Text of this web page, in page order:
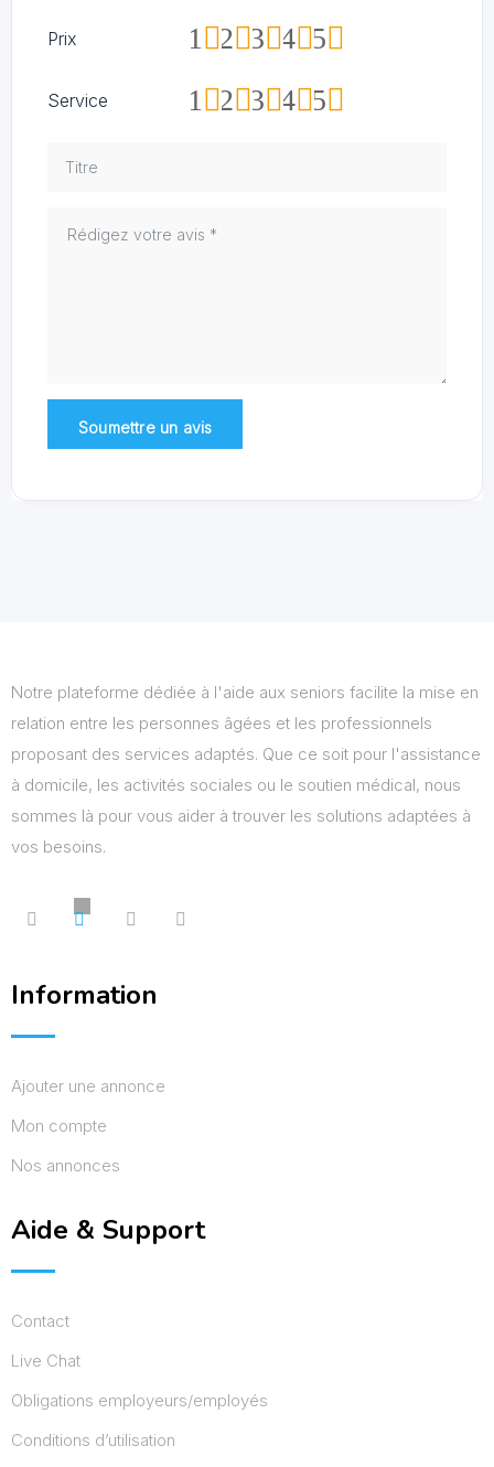
Prix 5
4
3
2
1
Service 5
4
3
2
1
Notre plateforme dédiée à l'aide aux seniors facilite la mise en
relation entre les personnes âgées et les professionnels
proposant des services adaptés. Que ce soit pour l'assistance
à domicile, les activités sociales ou le soutien médical, nous
sommes là pour vous aider à trouver les solutions adaptées à
vos besoins.
Information
Ajouter une annonce
Mon compte
Nos annonces
Aide & Support
Contact
Live Chat
Obligations employeurs/employés
Conditions d’utilisation